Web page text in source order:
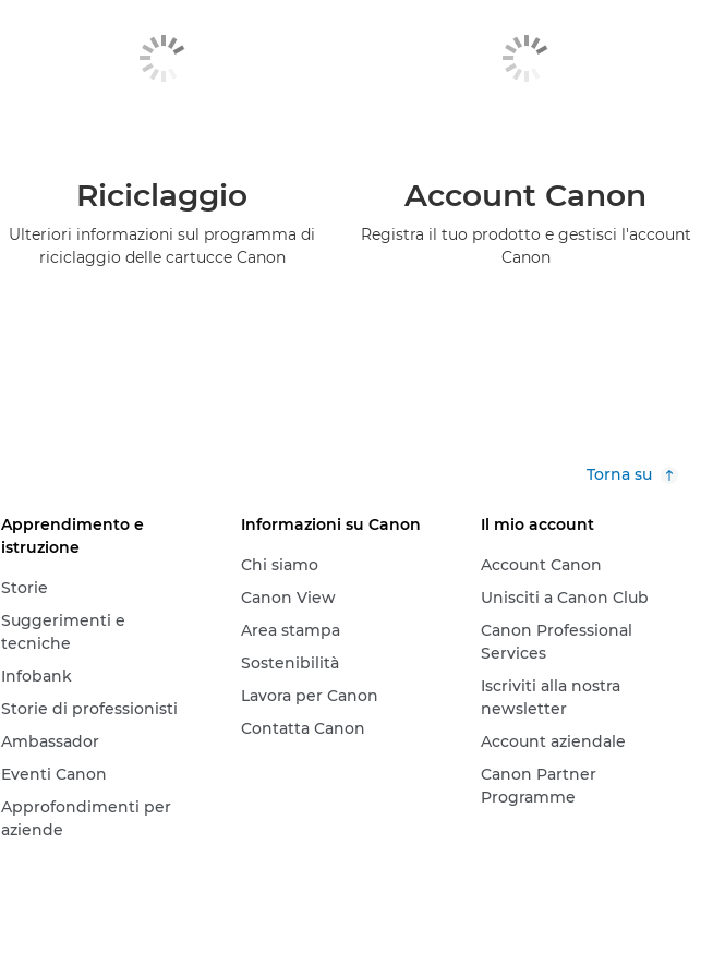
Riciclaggio
Ulteriori informazioni sul programma di
riciclaggio delle cartucce Canon
Account Canon
Registra il tuo prodotto e gestisci l'account
Canon
Torna su
Apprendimento e
istruzione
Storie
Suggerimenti e
tecniche
Infobank
Storie di professionisti
Ambassador
Eventi Canon
Approfondimenti per
aziende
Informazioni su Canon
Chi siamo
Canon View
Area stampa
Sostenibilità
Lavora per Canon
Contatta Canon
Il mio account
Account Canon
Unisciti a Canon Club
Canon Professional
Services
Iscriviti alla nostra
newsletter
Account aziendale
Canon Partner
Programme